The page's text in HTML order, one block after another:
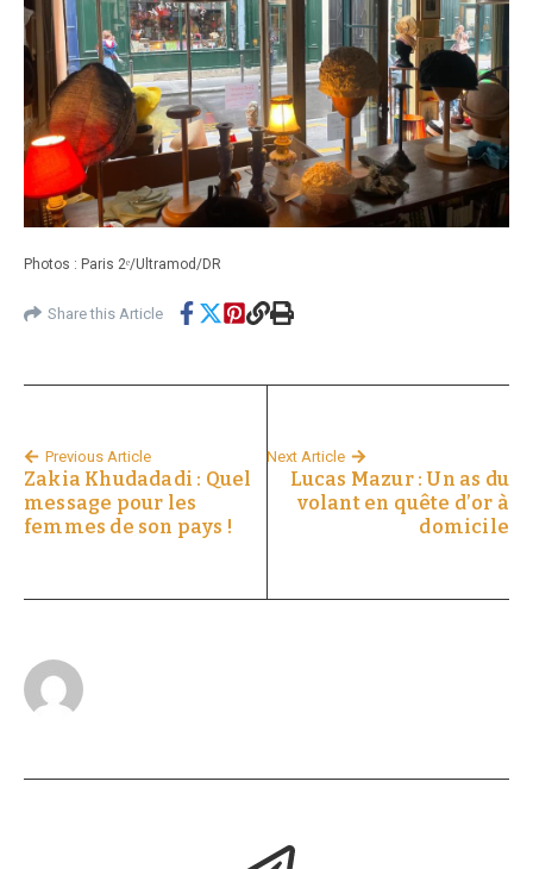
Photos : Paris 2ᵉ/Ultramod/DR
Share this Article
Previous Article
Zakia Khudadadi : Quel
message pour les
femmes de son pays !
Next Article
Lucas Mazur : Un as du
volant en quête d’or à
domicile